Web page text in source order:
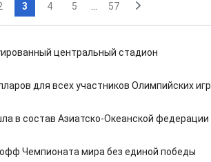
3 4 5 57
центральный стадион
для всех участников Олимпийских игр
в состав Азиатско-Океанской федерации
Чемпионата мира без единой победы